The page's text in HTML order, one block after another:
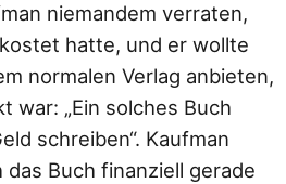
niemandem verraten,
hatte, und er wollte
normalen Verlag anbieten,
war: „Ein solches Buch
schreiben“. Kaufman
Buch finanziell gerade